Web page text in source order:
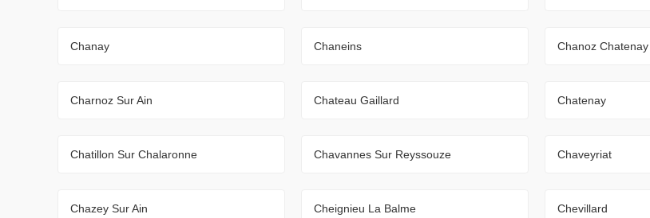
Chanay Chaneins Chanoz Chatenay
Charnoz Sur Ain Chateau Gaillard Chatenay
Chatillon Sur Chalaronne Chavannes Sur Reyssouze Chaveyriat
Chazey Sur Ain Cheignieu La Balme Chevillard